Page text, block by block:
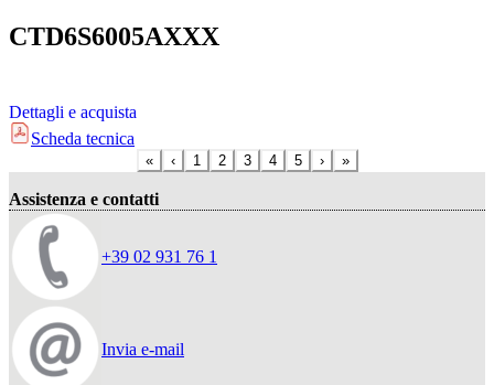
CTD6S6005AXXX
Dettagli e acquista
Scheda tecnica
« ‹ 1 2 3 4 5 › »
Assistenza e contatti
+39 02 931 76 1
Invia e-mail